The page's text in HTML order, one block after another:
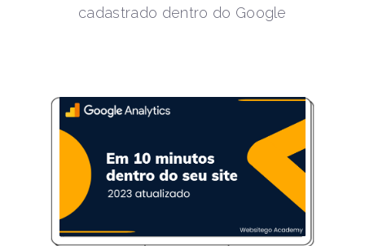
cadastrado dentro do Google